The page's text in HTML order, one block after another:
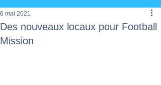
Des nouveaux locaux pour Football
Mission
6 mai 2021